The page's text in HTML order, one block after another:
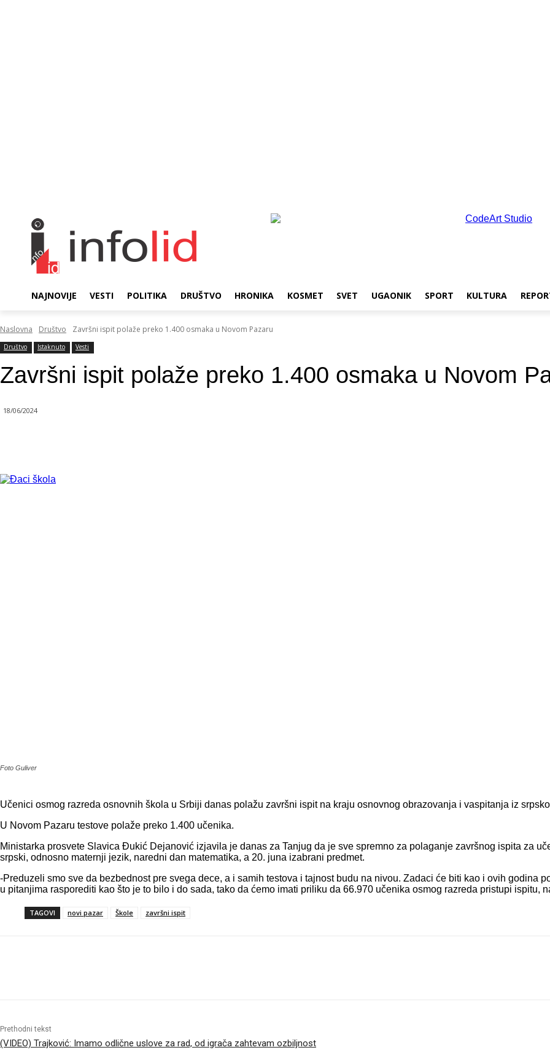
NAJNOVIJE VESTI POLITIKA DRUŠTVO HRONIKA KOSMET SVET UGAONIK SPORT KULTURA
Naslovna Društvo Završni ispit polaže preko 1.400 osmaka u Novom Pazaru
Društvo Istaknuto Vesti
Završni ispit polaže preko 1.400 osmaka u Novom
18/06/2024
Foto Guliver
Učenici osmog razreda osnovnih škola u Srbiji danas polažu završni ispit na kraju osnovnog obrazovanja i vaspitanja iz
U Novom Pazaru testove polaže preko 1.400 učenika.
Ministarka prosvete Slavica Đukić Dejanović izjavila je danas za Tanjug da je sve spremno za polaganje završnog ispita za
srpski, odnosno maternji jezik, naredni dan matematika, a 20. juna izabrani predmet.
-Preduzeli smo sve da bezbednost pre svega dece, a i samih testova i tajnost budu na nivou. Zadaci će biti kao i ovih godina
u pitanjima rasporediti kao što je to bilo i do sada, tako da ćemo imati priliku da 66.970 učenika osmog razreda pristupi ispitu,
TAGOVI novi pazar Škole završni ispit
Prethodni tekst
(VIDEO) Trajković: Imamo odlične uslove za rad, od igrača zahtevam ozbiljnost